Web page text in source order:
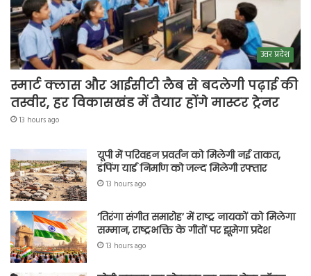
उत्तर प्रदेश
स्मार्ट क्लास और आईसीटी लैब से बदलेगी पढ़ाई की
तस्वीर, हर विकासखंड में तैयार होंगे मास्टर ट्रेनर
13 hours ago
यूपी में परिवहन प्रवर्तन को मिलेगी नई ताकत,
डंपिंग यार्ड निर्माण को जल्द मिलेगी रफ्तार
13 hours ago
‘तिरंगा संगीत समारोह’ में राष्ट्र नायकों को मिलेगा
सम्मान, राष्ट्रभक्ति के गीतों पर झूमेगा प्रदेश
13 hours ago